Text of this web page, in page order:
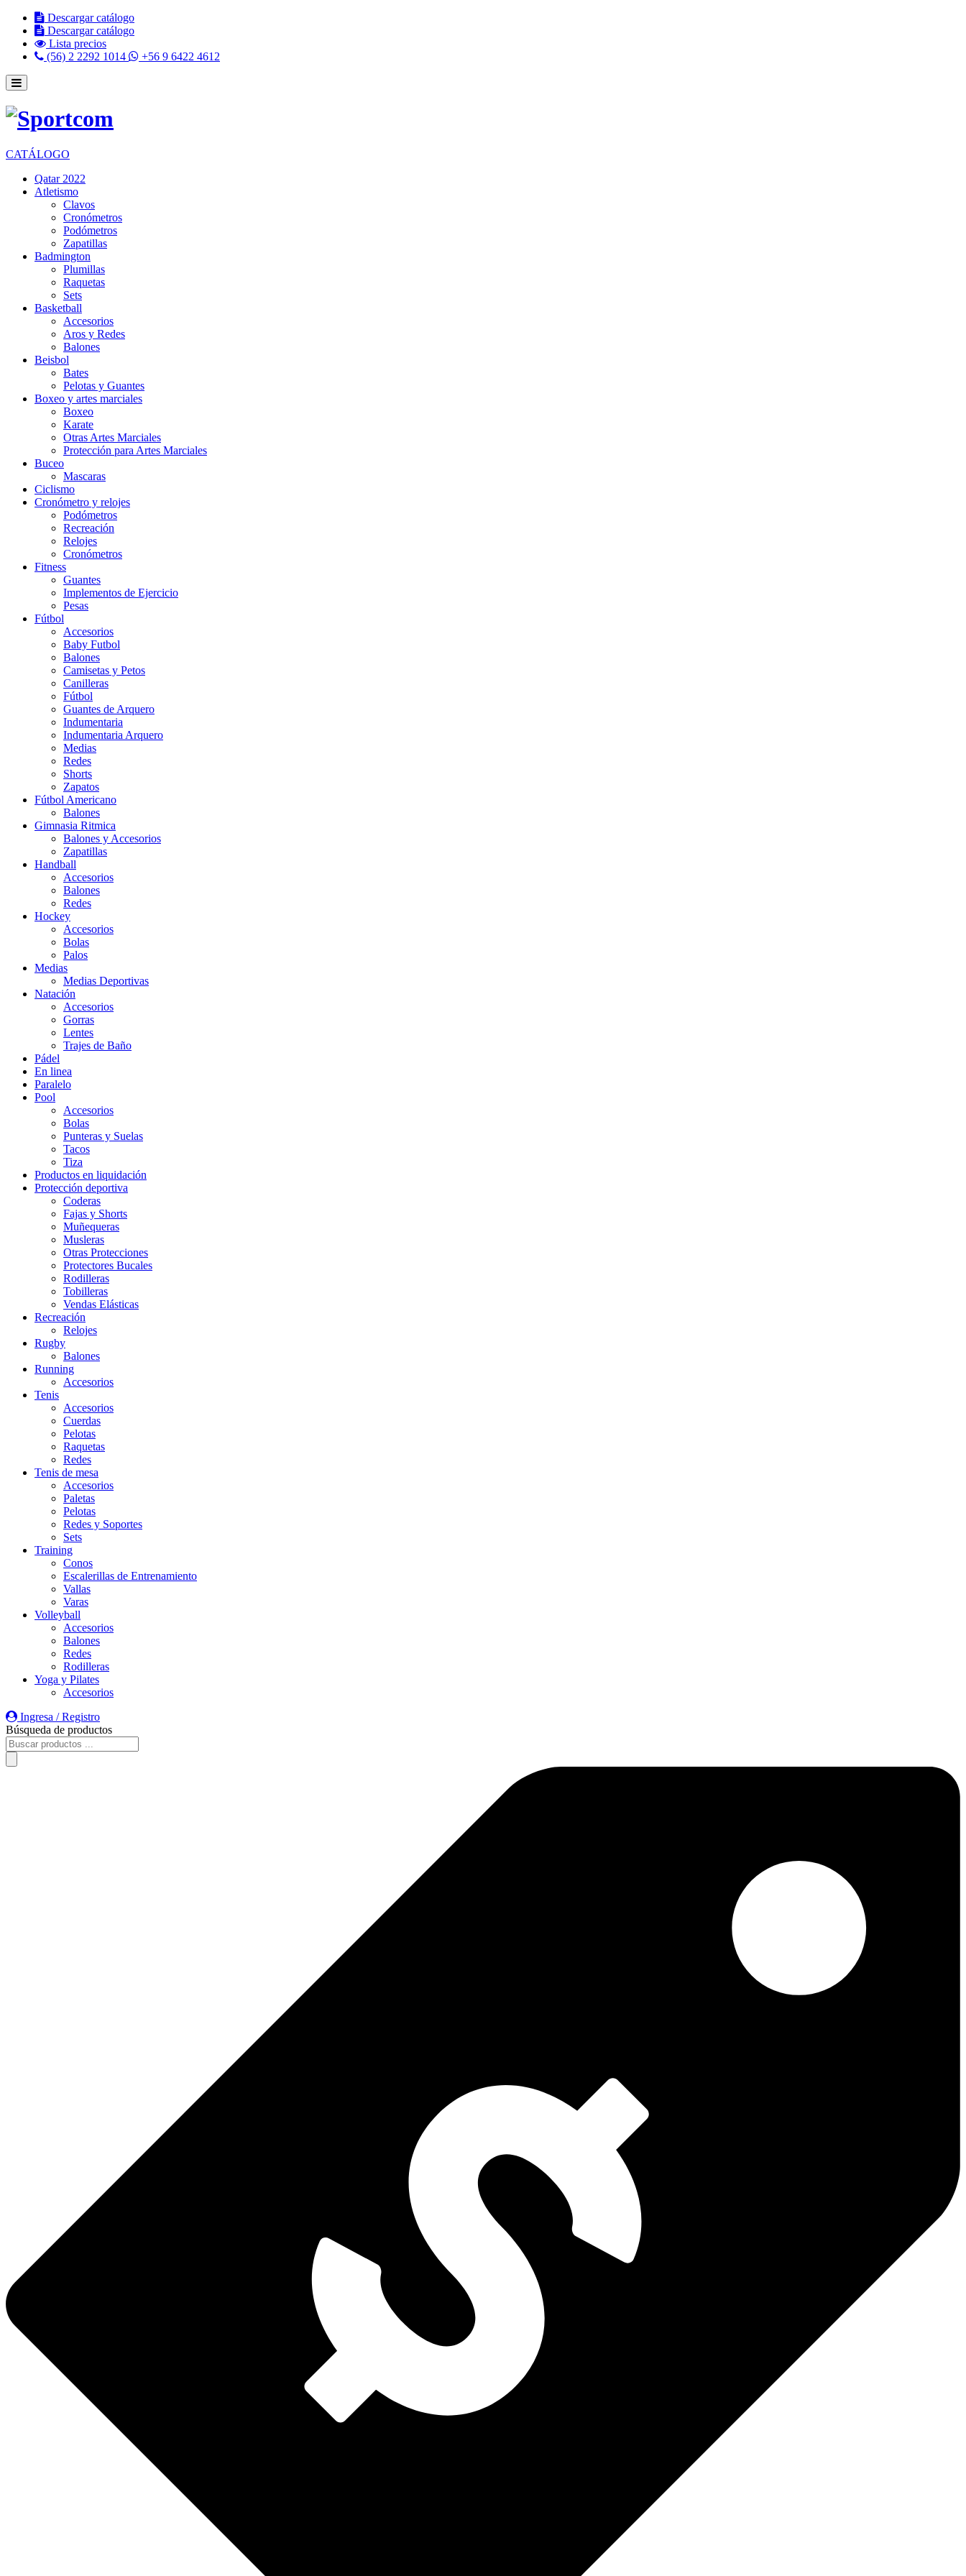
Descargar catálogo
Descargar catálogo
Lista precios
(56) 2 2292 1014
+56 9 6422 4612
CATÁLOGO
Qatar 2022
Atletismo
Clavos
Cronómetros
Podómetros
Zapatillas
Badmington
Plumillas
Raquetas
Sets
Basketball
Accesorios
Aros y Redes
Balones
Beisbol
Bates
Pelotas y Guantes
Boxeo y artes marciales
Boxeo
Karate
Otras Artes Marciales
Protección para Artes Marciales
Buceo
Mascaras
Ciclismo
Cronómetro y relojes
Podómetros
Recreación
Relojes
Cronómetros
Fitness
Guantes
Implementos de Ejercicio
Pesas
Fútbol
Accesorios
Baby Futbol
Balones
Camisetas y Petos
Canilleras
Fútbol
Guantes de Arquero
Indumentaria
Indumentaria Arquero
Medias
Redes
Shorts
Zapatos
Fútbol Americano
Balones
Gimnasia Ritmica
Balones y Accesorios
Zapatillas
Handball
Accesorios
Balones
Redes
Hockey
Accesorios
Bolas
Palos
Medias
Medias Deportivas
Natación
Accesorios
Gorras
Lentes
Trajes de Baño
Pádel
En linea
Paralelo
Pool
Accesorios
Bolas
Punteras y Suelas
Tacos
Tiza
Productos en liquidación
Protección deportiva
Coderas
Fajas y Shorts
Muñequeras
Musleras
Otras Protecciones
Protectores Bucales
Rodilleras
Tobilleras
Vendas Elásticas
Recreación
Relojes
Rugby
Balones
Running
Accesorios
Tenis
Accesorios
Cuerdas
Pelotas
Raquetas
Redes
Tenis de mesa
Accesorios
Paletas
Pelotas
Redes y Soportes
Sets
Training
Conos
Escalerillas de Entrenamiento
Vallas
Varas
Volleyball
Accesorios
Balones
Redes
Rodilleras
Yoga y Pilates
Accesorios
Ingresa / Registro
Búsqueda de productos